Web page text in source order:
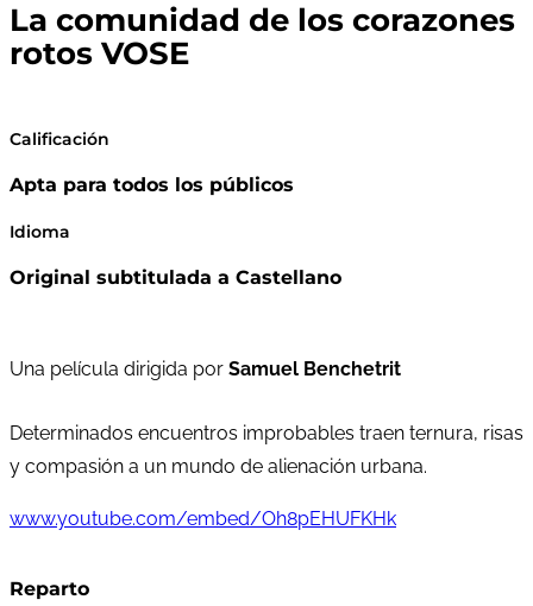
La comunidad de los corazones
rotos VOSE
Calificación
Apta para todos los públicos
Idioma
Original subtitulada a Castellano
Una película dirigida por Samuel Benchetrit
Determinados encuentros improbables traen ternura, risas
y compasión a un mundo de alienación urbana.
www.youtube.com/embed/Oh8pEHUFKHk
Reparto